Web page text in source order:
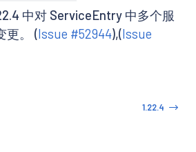
中对 ServiceEntry 中多个服
更。 (Issue #52944),(Issue
1.22.4